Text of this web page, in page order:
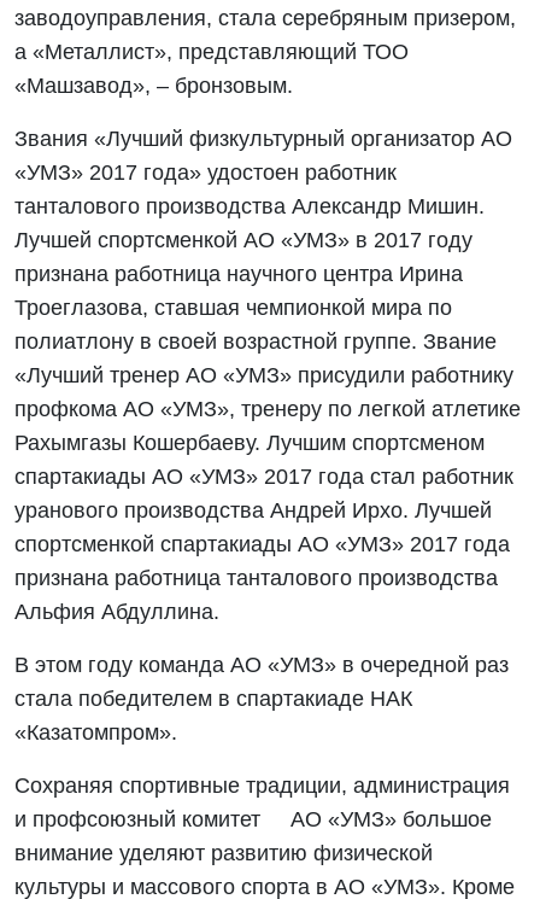
заводоуправления, стала серебряным призером,
а «Металлист», представляющий ТОО
«Машзавод», – бронзовым.
Звания «Лучший физкультурный организатор АО
«УМЗ» 2017 года» удостоен работник
танталового производства Александр Мишин.
Лучшей спортсменкой АО «УМЗ» в 2017 году
признана работница научного центра Ирина
Троеглазова, ставшая чемпионкой мира по
полиатлону в своей возрастной группе. Звание
«Лучший тренер АО «УМЗ» присудили работнику
профкома АО «УМЗ», тренеру по легкой атлетике
Рахымгазы Кошербаеву. Лучшим спортсменом
спартакиады АО «УМЗ» 2017 года стал работник
уранового производства Андрей Ирхо. Лучшей
спортсменкой спартакиады АО «УМЗ» 2017 года
признана работница танталового производства
Альфия Абдуллина.
В этом году команда АО «УМЗ» в очередной раз
стала победителем в спартакиаде НАК
«Казатомпром».
Сохраняя спортивные традиции, администрация
и профсоюзный комитет АО «УМЗ» большое
внимание уделяют развитию физической
культуры и массового спорта в АО «УМЗ». Кроме